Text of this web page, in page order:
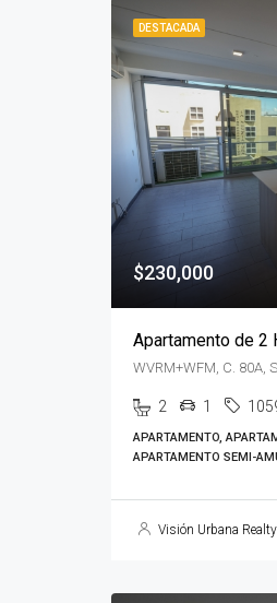
DESTACADA
$230,000
WVRM+WFM, C. 80A,
2 1
APARTAMENTO,
APARTAMENTO SEMI-
Visión Urbana Realty